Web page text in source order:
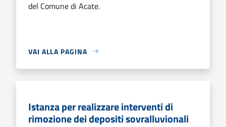
del Comune di Acate.
VAI ALLA PAGINA
Istanza per realizzare interventi di
rimozione dei depositi sovralluvionali